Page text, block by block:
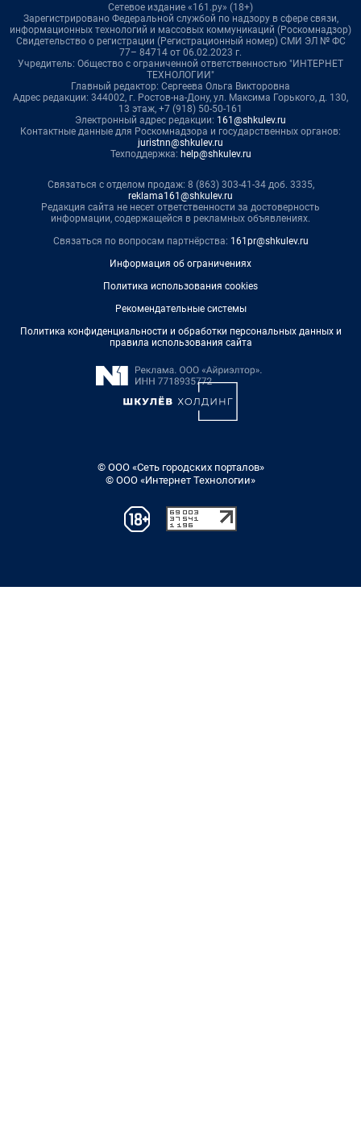
Сетевое издание «161.ру» (18+)
Зарегистрировано Федеральной службой по надзору в сфере связи,
информационных технологий и массовых коммуникаций (Роскомнадзор)
Свидетельство о регистрации (Регистрационный номер) СМИ ЭЛ № ФС
77– 84714 от 06.02.2023 г.
Учредитель: Общество с ограниченной ответственностью "ИНТЕРНЕТ
ТЕХНОЛОГИИ"
Главный редактор: Сергеева Ольга Викторовна
Адрес редакции: 344002, г. Ростов-на-Дону, ул. Максима Горького, д. 130,
13 этаж, +7 (918) 50-50-161
Электронный адрес редакции: 161@shkulev.ru
Контактные данные для Роскомнадзора и государственных органов:
juristnn@shkulev.ru
Техподдержка: help@shkulev.ru
Связаться с отделом продаж: 8 (863) 303-41-34 доб. 3335,
reklama161@shkulev.ru
Редакция сайта не несет ответственности за достоверность
информации, содержащейся в рекламных объявлениях.
Связаться по вопросам партнёрства: 161pr@shkulev.ru
Информация об ограничениях
Политика использования cookies
Рекомендательные системы
Политика конфиденциальности и обработки персональных данных и
правила использования сайта
© ООО «Сеть городских порталов»
© ООО «Интернет Технологии»